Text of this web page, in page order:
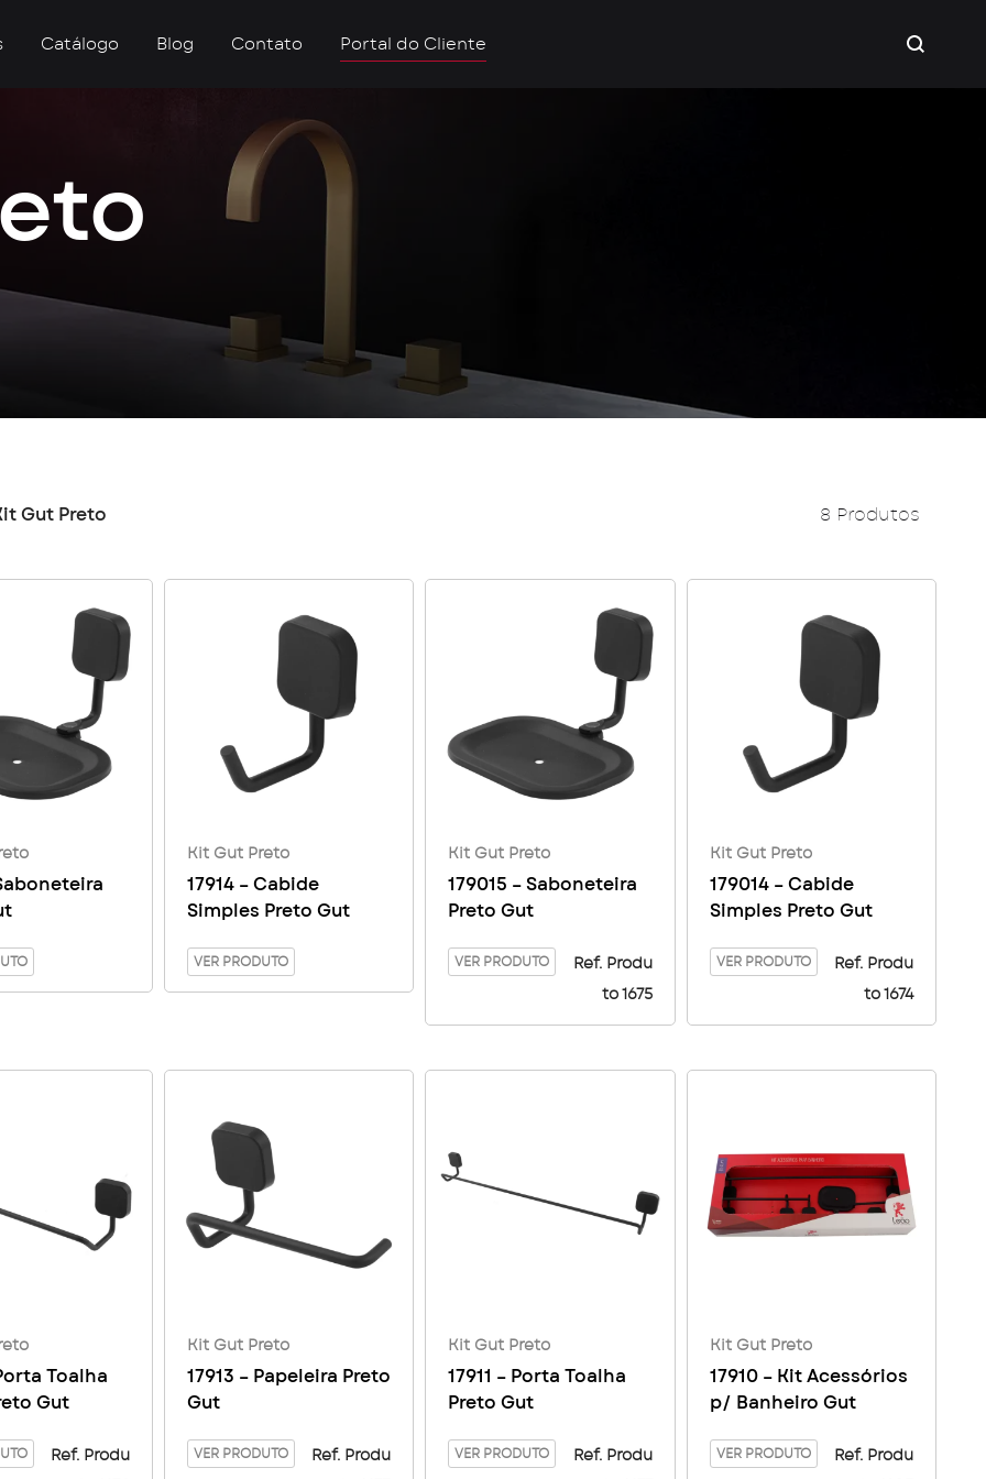
Catálogo Blog Contato Portal do Cliente
Gut Preto 8 Produtos
Kit Gut Preto
17914 – Cabide
Simples Preto Gut
VER PRODUTO
Kit Gut Preto
179015 – Saboneteira
Preto Gut
VER PRODUTO
Ref. Produ
to 1675
Kit Gut Preto
179014 – Cabide
Simples Preto Gut
VER PRODUTO
Ref. Produ
to 1674
Toalha
Gut
Ref. Produ
Kit Gut Preto
17913 – Papeleira Preto
Gut
VER PRODUTO
Ref. Produ
Kit Gut Preto
17911 – Porta Toalha
Preto Gut
VER PRODUTO
Ref. Produ
Kit Gut Preto
17910 – Kit Acessórios
p/ Banheiro Gut
VER PRODUTO
Ref. Produ